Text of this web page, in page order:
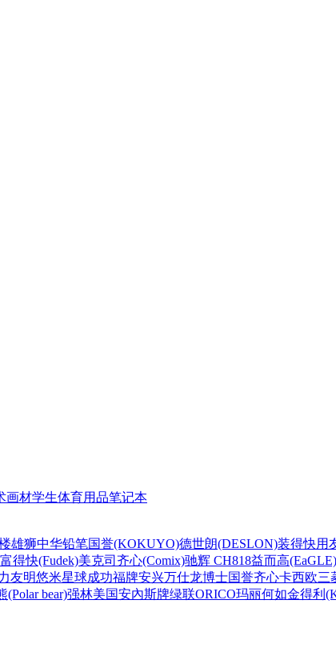
画材学生体育用品笔记本
雄狮中华铅笔国誉(KOKUYO)德世朗(DESLON)装得快用
富得快(Fudek)美克司 齐心(Comix)驰辉 CH818益而高(EaGLE)
友明悠米星球成功福牌安兴万仕龙博士国誉齐心卡西欧三
(Polar bear)强林美国安內斯牌绿联ORICO玛丽何如金得利